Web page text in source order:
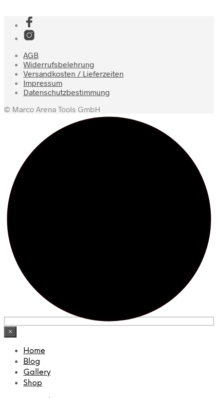
AGB
Widerrufsbelehrung
Versandkosten / Lieferzeiten
Impressum
Datenschutzbestimmung
© Marco Arena Tools GmbH
×
Home
Blog
Gallery
Shop